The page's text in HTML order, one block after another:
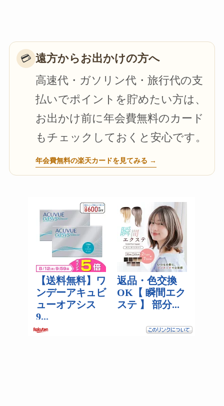
💳 遠方からお出かけの方へ
高速代・ガソリン代・旅行代の支
払いでポイントを貯めたい方は、
お出かけ前に年会費無料のカード
もチェックしておくと安心です。
年会費無料の楽天カードを見てみる